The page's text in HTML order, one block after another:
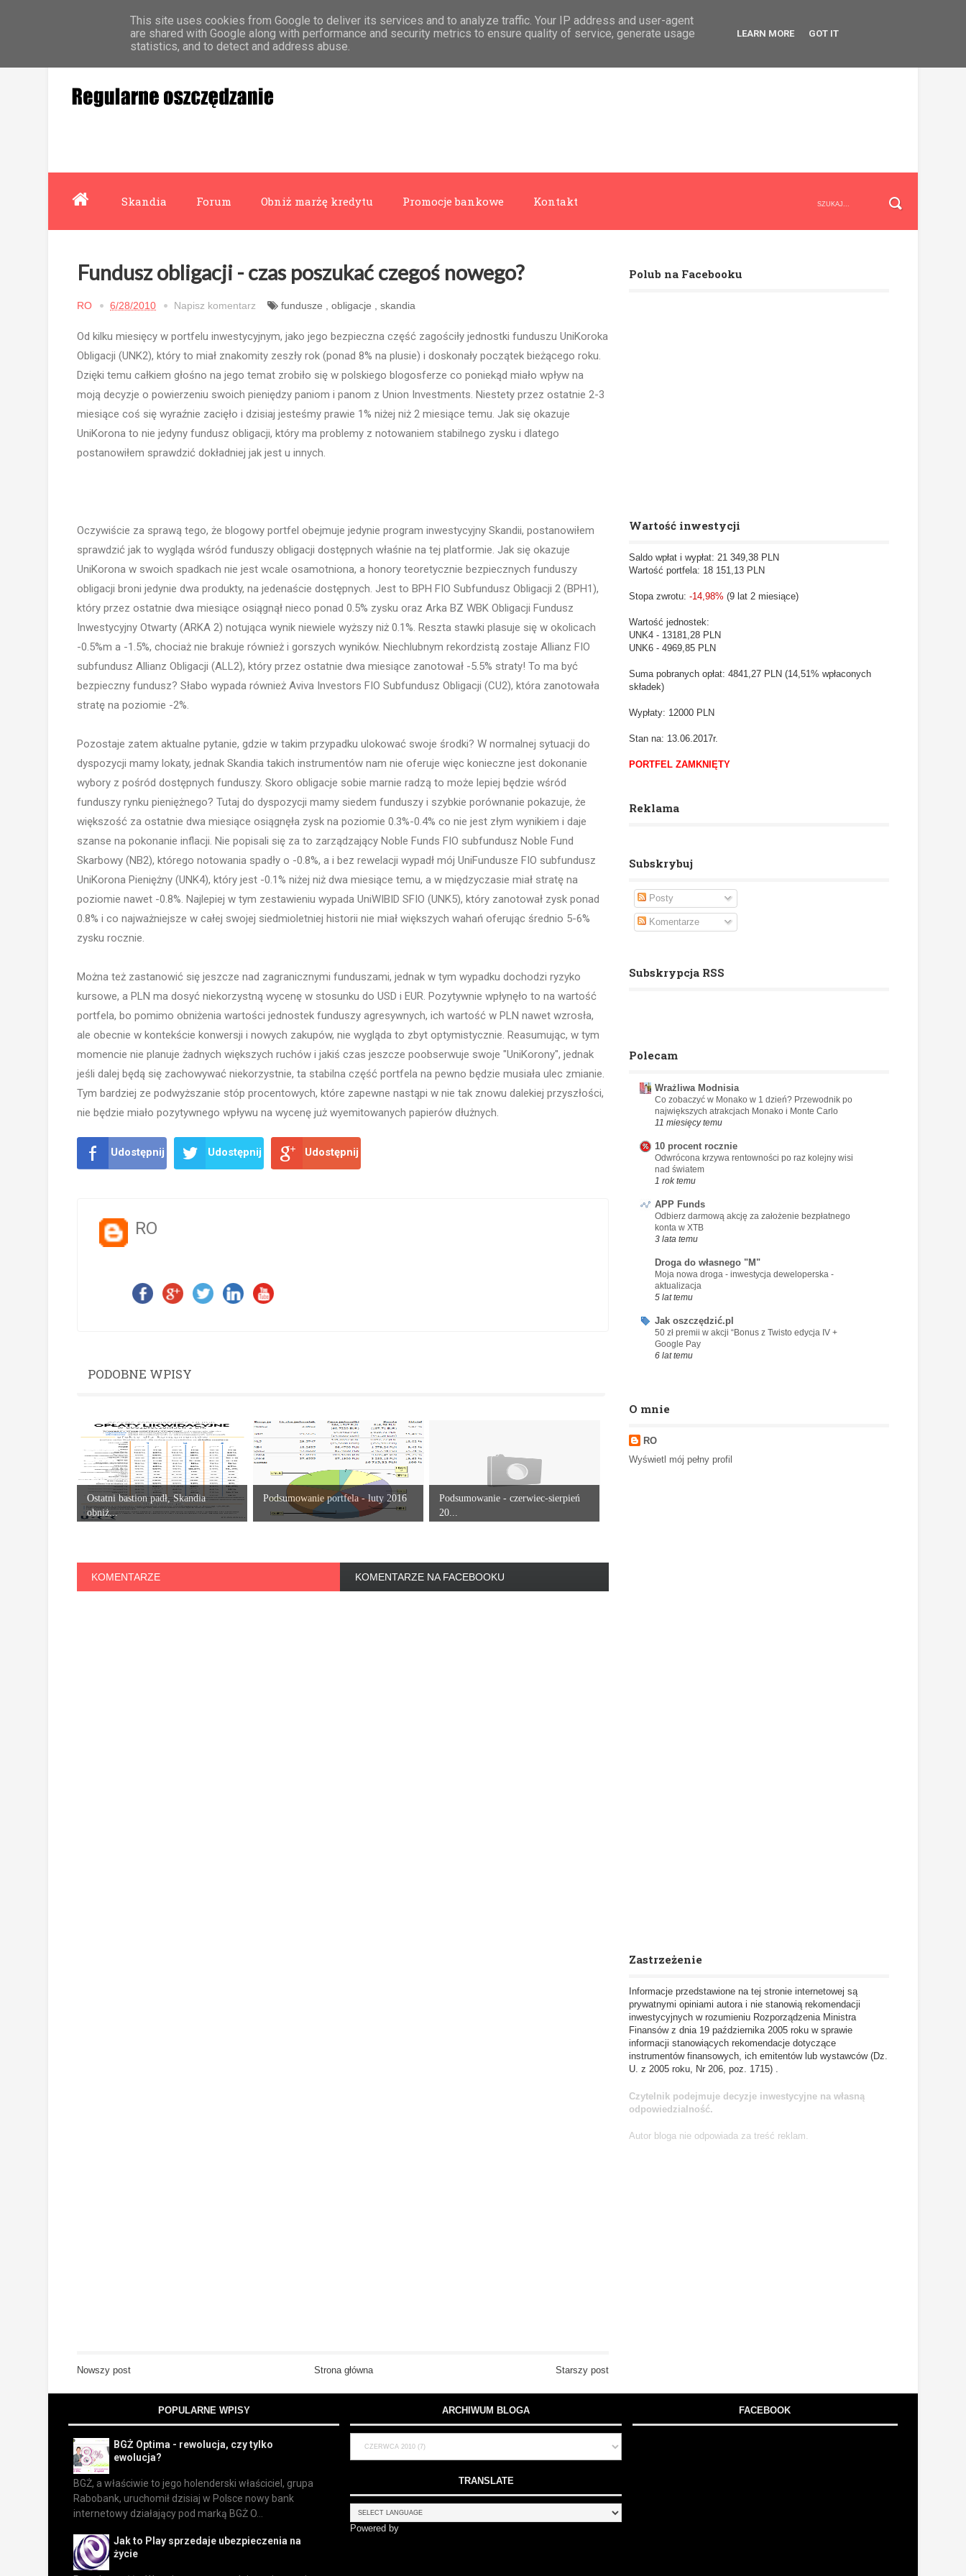
Strona główna Współpraca O mnie
Skandia Forum Obniż marżę kredytu Promocje bankowe Kontakt
Fundusz obligacji - czas poszukać czegoś nowego?
RO 6/28/2010 Napisz komentarz fundusze obligacje skandia
Od kilku miesięcy w portfelu inwestycyjnym, jako jego bezpieczna część zagościły jednostki funduszu UniKoroka
Obligacji (UNK2), który to miał znakomity zeszły rok (ponad 8% na plusie) i doskonały początek bieżącego roku.
Dzięki temu całkiem głośno na jego temat zrobiło się w polskiego blogosferze co poniekąd miało wpływ na
moją decyzje o powierzeniu swoich pieniędzy paniom i panom z Union Investments. Niestety przez ostatnie 2-3
miesiące coś się wyraźnie zacięło i dzisiaj jesteśmy prawie 1% niżej niż 2 miesiące temu. Jak się okazuje
UniKorona to nie jedyny fundusz obligacji, który ma problemy z notowaniem stabilnego zysku i dlatego
postanowiłem sprawdzić dokładniej jak jest u innych.
Oczywiście za sprawą tego, że blogowy portfel obejmuje jedynie program inwestycyjny Skandii, postanowiłem
sprawdzić jak to wygląda wśród funduszy obligacji dostępnych właśnie na tej platformie. Jak się okazuje
UniKorona w swoich spadkach nie jest wcale osamotniona, a honory teoretycznie bezpiecznych funduszy
obligacji broni jedynie dwa produkty, na jedenaście dostępnych. Jest to BPH FIO Subfundusz Obligacji 2 (BPH1),
który przez ostatnie dwa miesiące osiągnął nieco ponad 0.5% zysku oraz Arka BZ WBK Obligacji Fundusz
Inwestycyjny Otwarty (ARKA 2) notująca wynik niewiele wyższy niż 0.1%. Reszta stawki plasuje się w okolicach
-0.5%m a -1.5%, chociaż nie brakuje również i gorszych wyników. Niechlubnym rekordzistą zostaje Allianz FIO
subfundusz Allianz Obligacji (ALL2), który przez ostatnie dwa miesiące zanotował -5.5% straty! To ma być
bezpieczny fundusz? Słabo wypada również Aviva Investors FIO Subfundusz Obligacji (CU2), która zanotowała
stratę na poziomie -2%.
Pozostaje zatem aktualne pytanie, gdzie w takim przypadku ulokować swoje środki? W normalnej sytuacji do
dyspozycji mamy lokaty, jednak Skandia takich instrumentów nam nie oferuje więc konieczne jest dokonanie
wybory z pośród dostępnych funduszy. Skoro obligacje sobie marnie radzą to może lepiej będzie wśród
funduszy rynku pieniężnego? Tutaj do dyspozycji mamy siedem funduszy i szybkie porównanie pokazuje, że
większość za ostatnie dwa miesiące osiągnęła zysk na poziomie 0.3%-0.4% co nie jest złym wynikiem i daje
szanse na pokonanie inflacji. Nie popisali się za to zarządzający Noble Funds FIO subfundusz Noble Fund
Skarbowy (NB2), którego notowania spadły o -0.8%, a i bez rewelacji wypadł mój UniFundusze FIO subfundusz
UniKorona Pieniężny (UNK4), który jest -0.1% niżej niż dwa miesiące temu, a w międzyczasie miał stratę na
poziomie nawet -0.8%. Najlepiej w tym zestawieniu wypada UniWIBID SFIO (UNK5), który zanotował zysk ponad
0.8% i co najważniejsze w całej swojej siedmioletniej historii nie miał większych wahań oferując średnio 5-6%
zysku rocznie.
Można też zastanowić się jeszcze nad zagranicznymi funduszami, jednak w tym wypadku dochodzi ryzyko
kursowe, a PLN ma dosyć niekorzystną wycenę w stosunku do USD i EUR. Pozytywnie wpłynęło to na wartość
portfela, bo pomimo obniżenia wartości jednostek funduszy agresywnych, ich wartość w PLN nawet wzrosła,
ale obecnie w kontekście konwersji i nowych zakupów, nie wygląda to zbyt optymistycznie. Reasumując, w tym
momencie nie planuje żadnych większych ruchów i jakiś czas jeszcze poobserwuje swoje "UniKorony", jednak
jeśli dalej będą się zachowywać niekorzystnie, ta stabilna część portfela na pewno będzie musiała ulec zmianie.
Tym bardziej ze podwyższanie stóp procentowych, które zapewne nastąpi w nie tak znowu dalekiej przyszłości,
nie będzie miało pozytywnego wpływu na wycenę już wyemitowanych papierów dłużnych.
Udostępnij Udostępnij Udostępnij
RO
PODOBNE WPISY
Ostatni bastion padł, Skandia
obniż...
Podsumowanie portfela - luty 2016
Podsumowanie - czerwiec-sierpień
20...
KOMENTARZE KOMENTARZE NA FACEBOOKU
Nowszy post Starszy post
Strona główna
Polub na Facebooku
Wartość inwestycji
Saldo wpłat i wypłat: 21 349,38 PLN
Wartość portfela: 18 151,13 PLN
Stopa zwrotu:-14,98% (9 lat 2 miesiące)
Wartość jednostek:
UNK4 - 13181,28 PLN
UNK6 - 4969,85 PLN
Suma pobranych opłat: 4841,27 PLN (14,51% wpłaconych
składek)
Wypłaty: 12000 PLN
Stan na: 13.06.2017r.
PORTFEL ZAMKNIĘTY
Reklama
Subskrybuj
Posty
Komentarze
Subskrypcja RSS
Polecam
Wrażliwa Modnisia
Co zobaczyć w Monako w 1 dzień? Przewodnik po
największych atrakcjach Monako i Monte Carlo
11 miesięcy temu
10 procent rocznie
Odwrócona krzywa rentowności po raz kolejny wisi
nad światem
1 rok temu
APP Funds
Odbierz darmową akcję za założenie bezpłatnego
konta w XTB
3 lata temu
Droga do własnego "M"
Moja nowa droga - inwestycja deweloperska -
aktualizacja
5 lat temu
Jak oszczędzić.pl
50 zł premii w akcji “Bonus z Twisto edycja IV +
Google Pay
6 lat temu
O mnie
RO
Wyświetl mój pełny profil
Zastrzeżenie
Informacje przedstawione na tej stronie internetowej są
prywatnymi opiniami autora i nie stanowią rekomendacji
inwestycyjnych w rozumieniu Rozporządzenia Ministra
Finansów z dnia 19 października 2005 roku w sprawie
informacji stanowiących rekomendacje dotyczące
instrumentów finansowych, ich emitentów lub wystawców (Dz.
U. z 2005 roku, Nr 206, poz. 1715) .
Czytelnik podejmuje decyzje inwestycyjne na własną
odpowiedzialność.
Autor bloga nie odpowiada za treść reklam.
POPULARNE WPISY
BGŻ Optima - rewolucja, czy tylko
ewolucja?
BGŻ, a właściwie to jego holenderski właściciel, grupa
Rabobank, uruchomił dzisiaj w Polsce nowy bank
internetowy działający pod marką BGŻ O...
Jak to Play sprzedaje ubezpieczenia na
życie
ARCHIWUM BLOGA
TRANSLATE
Powered by
FACEBOOK
This site uses cookies from Google to deliver its services and to analyze traffic. Your IP address and user-agent
are shared with Google along with performance and security metrics to ensure quality of service, generate usage
statistics, and to detect and address abuse.
LEARN MORE GOT IT